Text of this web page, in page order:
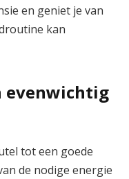
en geniet je van
kan
evenwichtig
tot een goede
de nodige energie